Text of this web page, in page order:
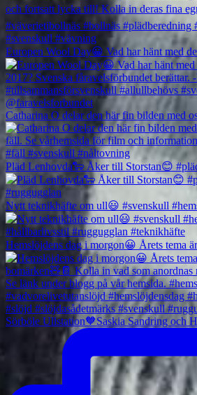
Europen Wool Day😀 Vad har hänt med
Catharina O delar den här fin bilden med
Pläd Lenhovda🐑 Åker till Storstan😊
Nytt teknikhäfte om ull😃 #svenskull
Hemslöjdens dag i morgon😀 Årets tema
Sörböle Ullstation🧡Saskia Sandring och